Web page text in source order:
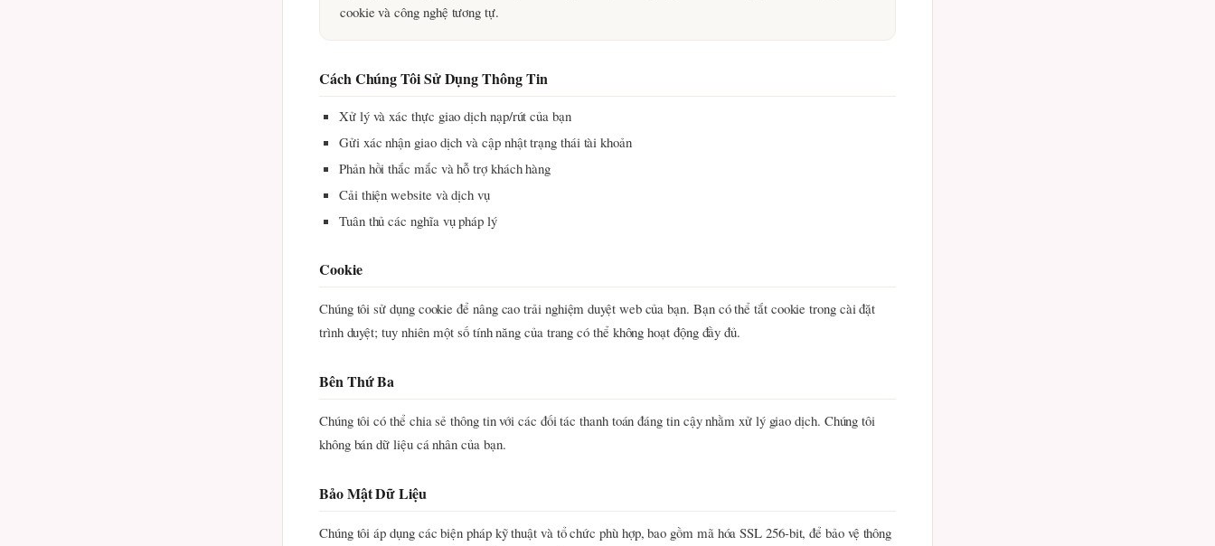
cookie và công nghệ tương tự.
Cách Chúng Tôi Sử Dụng Thông Tin
Xử lý và xác thực giao dịch nạp/rút của bạn
Gửi xác nhận giao dịch và cập nhật trạng thái tài khoản
Phản hồi thắc mắc và hỗ trợ khách hàng
Cải thiện website và dịch vụ
Tuân thủ các nghĩa vụ pháp lý
Cookie
Chúng tôi sử dụng cookie để nâng cao trải nghiệm duyệt web của bạn. Bạn có thể tắt cookie trong cài đặt
trình duyệt; tuy nhiên một số tính năng của trang có thể không hoạt động đầy đủ.
Bên Thứ Ba
Chúng tôi có thể chia sẻ thông tin với các đối tác thanh toán đáng tin cậy nhằm xử lý giao dịch. Chúng tôi
không bán dữ liệu cá nhân của bạn.
Bảo Mật Dữ Liệu
Chúng tôi áp dụng các biện pháp kỹ thuật và tổ chức phù hợp, bao gồm mã hóa SSL 256-bit, để bảo vệ thông